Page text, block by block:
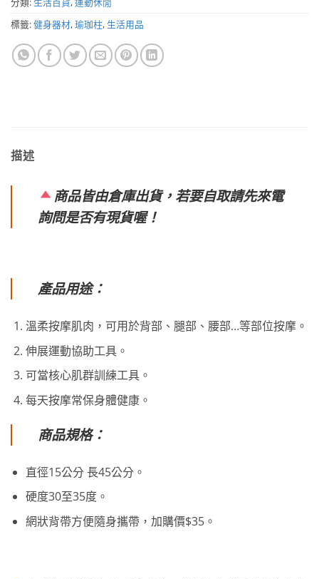
標籤:健身器材,瑜珈柱,生活用品
描述
商品皆由倉庫出貨，若要自取請先來電
詢問是否有現貨喔！
產品用途：
溫柔按摩肌肉，可用於背部、腿部、腰部…等部位按摩。
伸展運動協助工具。
可當核心肌群訓練工具。
每天按摩常保身體健康。
商品規格：
直徑15公分 長45公分。
硬度30至35度。
網狀背帶方便隨身攜帶，加購價$35。